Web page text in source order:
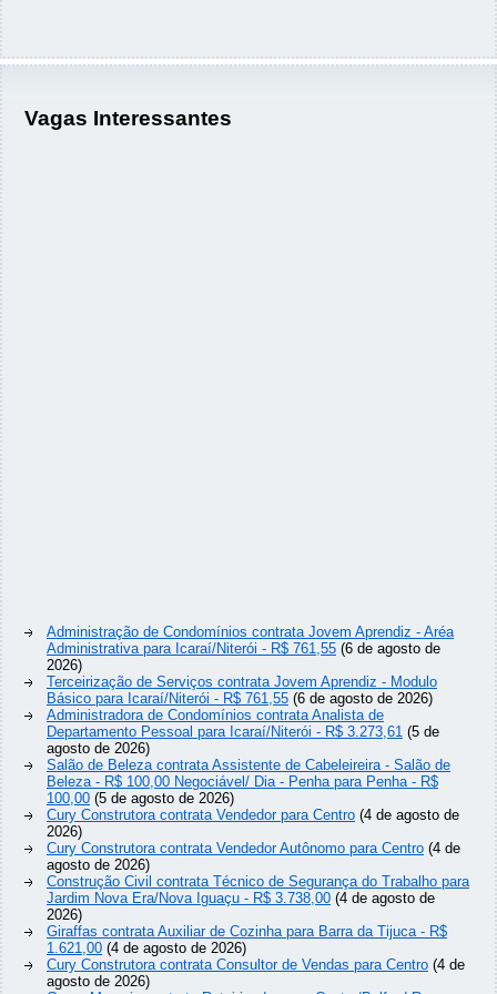
Vagas Interessantes
Administração de Condomínios contrata Jovem Aprendiz - Aréa
Administrativa para Icaraí/Niterói - R$ 761,55 (6 de agosto de
2026)
Terceirização de Serviços contrata Jovem Aprendiz - Modulo
Básico para Icaraí/Niterói - R$ 761,55 (6 de agosto de 2026)
Administradora de Condomínios contrata Analista de
Departamento Pessoal para Icaraí/Niterói - R$ 3.273,61 (5 de
agosto de 2026)
Salão de Beleza contrata Assistente de Cabeleireira - Salão de
Beleza - R$ 100,00 Negociável/ Dia - Penha para Penha - R$
100,00 (5 de agosto de 2026)
Cury Construtora contrata Vendedor para Centro (4 de agosto de
2026)
Cury Construtora contrata Vendedor Autônomo para Centro (4 de
agosto de 2026)
Construção Civil contrata Técnico de Segurança do Trabalho para
Jardim Nova Era/Nova Iguaçu - R$ 3.738,00 (4 de agosto de
2026)
Giraffas contrata Auxiliar de Cozinha para Barra da Tijuca - R$
1.621,00 (4 de agosto de 2026)
Cury Construtora contrata Consultor de Vendas para Centro (4 de
agosto de 2026)